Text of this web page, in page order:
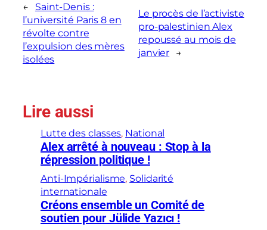
←
Saint-Denis :
l’université Paris 8 en
révolte contre
l’expulsion des mères
isolées
Le procès de l’activiste
pro-palestinien Alex
repoussé au mois de
janvier
→
Lire aussi
Lutte des classes, National
Alex arrêté à nouveau : Stop à la
répression politique !
Anti-Impérialisme, Solidarité
internationale
Créons ensemble un Comité de
soutien pour Jülide Yazıcı !